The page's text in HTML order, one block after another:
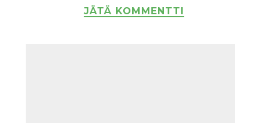
JÄTÄ KOMMENTTI